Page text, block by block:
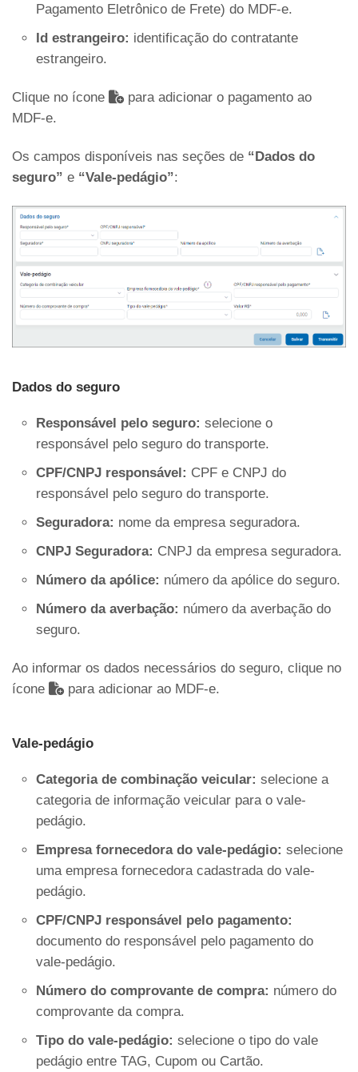
Pagamento Eletrônico de Frete) do MDF-e.
Id estrangeiro: identificação do contratante
estrangeiro.
Clique no ícone
para adicionar o pagamento ao
MDF-e.
Os campos disponíveis nas seções de “Dados do
seguro” e “Vale-pedágio”:
Dados do seguro
Responsável pelo seguro: selecione o
responsável pelo seguro do transporte.
CPF/CNPJ responsável: CPF e CNPJ do
responsável pelo seguro do transporte.
Seguradora: nome da empresa seguradora.
CNPJ Seguradora: CNPJ da empresa seguradora.
Número da apólice: número da apólice do seguro.
Número da averbação: número da averbação do
seguro.
Ao informar os dados necessários do seguro, clique no
ícone
para adicionar ao MDF-e.
Vale-pedágio
Categoria de combinação veicular: selecione a
categoria de informação veicular para o vale-
pedágio.
Empresa fornecedora do vale-pedágio: selecione
uma empresa fornecedora cadastrada do vale-
pedágio.
CPF/CNPJ responsável pelo pagamento:
documento do responsável pelo pagamento do
vale-pedágio.
Número do comprovante de compra: número do
comprovante da compra.
Tipo do vale-pedágio: selecione o tipo do vale
pedágio entre TAG, Cupom ou Cartão.